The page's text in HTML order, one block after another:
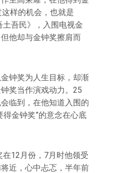
样的机会，也就是
吾民》，入围电视金
他却与金钟奖擦肩而
钟奖为人生目标，却渐
奖当作演戏动力。25
临到，在他知道入围的
得金钟奖”的意念在心底
12月份，7月时他领受
近，心中忐忑，半年前